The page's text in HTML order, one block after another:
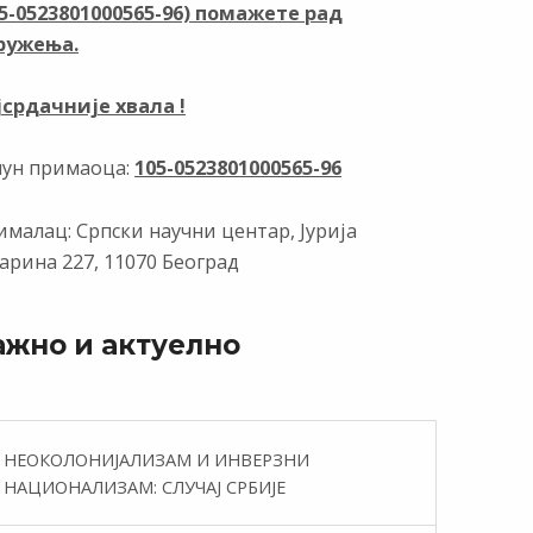
k p
0523801000565-96) помажете рад
хвала !
примаоца: 105-0523801000565-96
Српски научни центар, Јурија
227, 11070 Београд
и актуелно
НЕОКОЛОНИЈАЛИЗАМ И ИНВЕРЗНИ
НАЦИОНАЛИЗАМ: СЛУЧАЈ СРБИЈЕ